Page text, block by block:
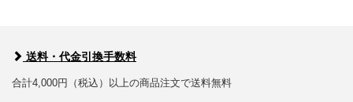
送料・代金引換手数料
合計4,000円（税込）以上の商品注文で送料無料